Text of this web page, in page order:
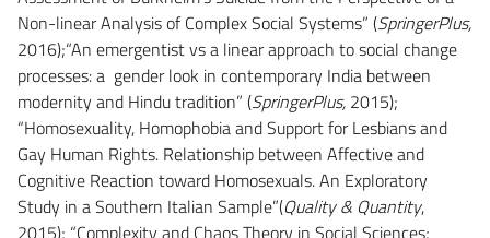
Non-linear Analysis of Complex Social Systems” (SpringerPlus,
2016);“An emergentist vs a linear approach to social change
processes: a gender look in contemporary India between
modernity and Hindu tradition” (SpringerPlus, 2015);
“Homosexuality, Homophobia and Support for Lesbians and
Gay Human Rights. Relationship between Affective and
Cognitive Reaction toward Homosexuals. An Exploratory
Study in a Southern Italian Sample”(Quality & Quantity,
2015); “Complexity and Chaos Theory in Social Sciences;